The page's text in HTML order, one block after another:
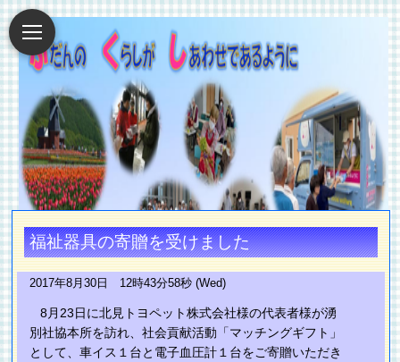
福祉器具の寄贈を受けました
2017年8月30日 12時43分58秒 (Wed)
8月23日に北見トヨペット株式会社様の代表者様が湧
別社協本所を訪れ、社会貢献活動「マッチングギフト」
として、車イス１台と電子血圧計１台をご寄贈いただき